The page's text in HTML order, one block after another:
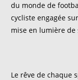
du monde de
cycliste engagée
mise en lumière
Le rêve de chaque